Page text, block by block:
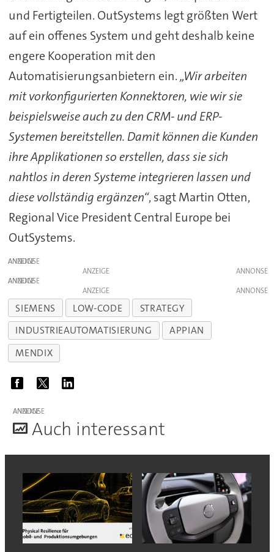
und Fertigteilen. OutSystems legt größten Wert
auf ein offenes System und geht deshalb keine
engere Kooperation mit den
Automatisierungsanbietern ein.„Wir arbeiten
mit vorkonfigurierten Konnektoren, wie wir sie
beispielsweise auch zu den CRM- und ERP-
Systemen bereitstellen. Damit können die Kunden
ihre Applikationen so erstellen, dass sie sich
nahtlos in deren Systeme integrieren lassen und
diese vollständig ergänzen“, sagt Martin Otten,
Regional Vice President Central Europe bei
OutSystems.
ANZEIGE
ANZEIGE
ANZEIGE
ANZEIGE
SIEMENS LOW-CODE
STRATEGY
INDUSTRIEAUTOMATISIERUNG
APPIAN
MENDIX
ANZEIGE
Auch interessant